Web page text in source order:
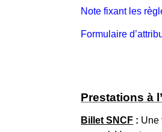
Note fixant les
Formulaire
Prestations à
Billet SNCF : Une